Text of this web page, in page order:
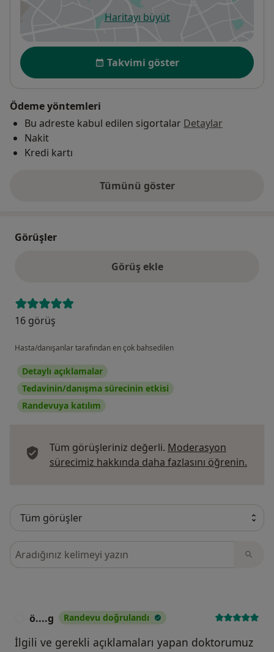
Haritayı büyütyeni bir sekmede açılır
Uygunluk
Takvimi göster
Ödeme yöntemleri
Bu adreste kabul edilen sigortalar Detaylar
Nakit
Kredi kartı
Tümünü göster
adres hakkında
Görüşler
Görüş ekle
16 görüş
Hasta/danışanlar tarafından en çok bahsedilen
Detaylı açıklamalar
Tedavinin/danışma sürecinin etkisi
Randevuya katılım
Tüm görüşleriniz değerli. Moderasyon
sürecimiz hakkında daha fazlasını öğrenin.
Görüşler içerisinde ara
ö....g Randevu doğrulandı
İlgili ve gerekli açıklamaları yapan doktorumuz